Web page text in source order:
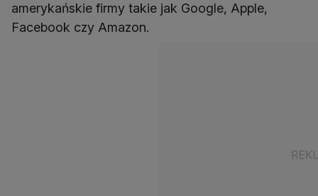
amerykańskie firmy takie jak Google, Apple,
Facebook czy Amazon.